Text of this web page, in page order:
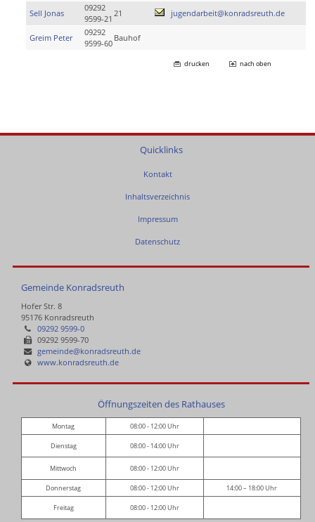
Sell Jonas
09292
9599-21
21 jugendarbeit@konradsreuth.de
Greim Peter
09292
9599-60
Bauhof
drucken nach oben
Quicklinks
Kontakt
Inhaltsverzeichnis
Impressum
Datenschutz
Gemeinde Konradsreuth
Hofer Str. 8
95176 Konradsreuth
09292 9599-0
09292 9599-70
gemeinde@konradsreuth.de
www.konradsreuth.de
Öffnungszeiten des Rathauses
Montag 08:00 - 12:00 Uhr
Dienstag 08:00 - 14:00 Uhr
Mittwoch 08:00 - 12:00 Uhr
Donnerstag 08:00 - 12:00 Uhr 14:00 – 18:00 Uhr
Freitag 08:00 - 12:00 Uhr